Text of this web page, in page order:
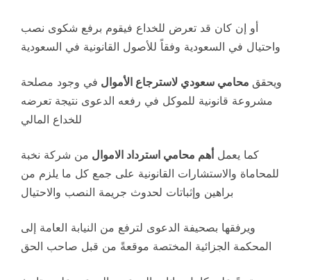
أو إن كان قد تعرض للخداع فيقوم برفع شكوى نصب
واحتيال في السعودية وفقاً للأصول القانونية في السعودية
ويحقق محامي سعودي لاسترجاع الأموال في وجود مصلحة
مشروعة قانونية للموكل في رفعه الدعوى نتيجة تعرضه
للخداع المالي
كما يعملأهم محامي استرداد الاموال من شركة نخبة
للمحاماة والاستشارات القانونية على جمع كل ما يلزم من
ويرفقها بصحيفة الدعوى لترفع من النيابة العامة إلى